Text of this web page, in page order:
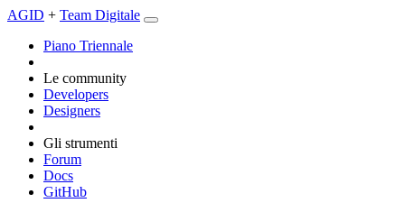
AGID + Team Digitale
Piano Triennale
Le community
Developers
Designers
Gli strumenti
Forum
Docs
GitHub